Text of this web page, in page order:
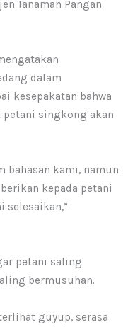
Tanaman Pangan
dalam
kesepakatan bahwa
singkong akan
bahasan kami, namun
kepada petani
selesaikan,”
petani saling
bermusuhan.
guyup, serasa